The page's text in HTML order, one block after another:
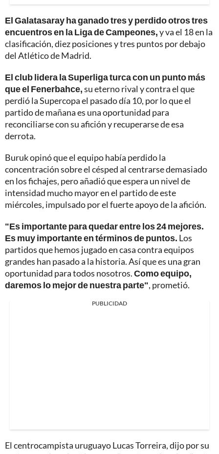
El Galatasaray ha ganado tres y perdido otros tres
encuentros en la Liga de Campeones,y va el 18 en la
clasificación, diez posiciones y tres puntos por debajo
del Atlético de Madrid.
El club lidera la Superliga turca con un punto más
que el Fenerbahce,su eterno rival y contra el que
perdió la Supercopa el pasado día 10, por lo que el
partido de mañana es una oportunidad para
reconciliarse con su afición y recuperarse de esa
derrota.
Buruk opinó que el equipo había perdido la
concentración sobre el césped al centrarse demasiado
en los fichajes, pero añadió que espera un nivel de
intensidad mucho mayor en el partido de este
miércoles, impulsado por el fuerte apoyo de la afición.
"Es importante para quedar entre los 24 mejores.
Es muy importante en términos de puntos. Los
partidos que hemos jugado en casa contra equipos
grandes han pasado a la historia. Así que es una gran
oportunidad para todos nosotros.Como equipo,
daremos lo mejor de nuestra parte", prometió.
PUBLICIDAD
El centrocampista uruguayo Lucas Torreira, dijo por su